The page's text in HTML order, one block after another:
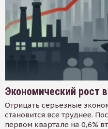
Экономический рост
Отрицать серьезные
становится все труднее.
первом квартале на 0,6%